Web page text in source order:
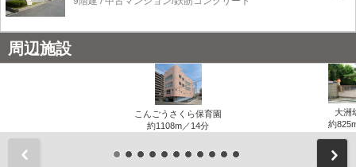
周辺施設
こんごうさくら保育園
約1108m／14分
大洲
約